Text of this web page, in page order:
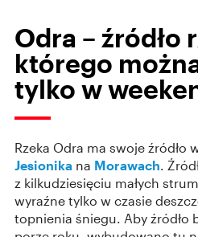
Odra – źródło
którego
tylko w
Rzeka Odra ma swoje źródło
Jesionika na Morawach.
z kilkudziesięciu małych
wyraźne tylko w czasie
topnienia śniegu. Aby źródło